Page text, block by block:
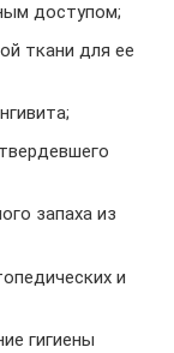
доступом;
ткани для ее
запаха из
и
гигиены